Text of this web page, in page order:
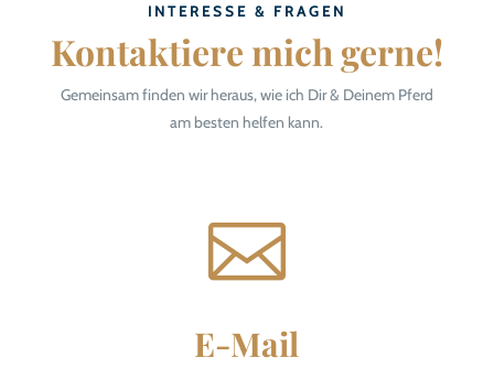
INTERESSE & FRAGEN
Kontaktiere mich gerne!
Gemeinsam finden wir heraus, wie ich Dir & Deinem Pferd
am besten helfen kann.

E-Mail